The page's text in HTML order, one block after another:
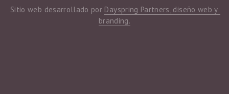
Sitio web desarrollado por Dayspring Partners, diseño web y
branding.